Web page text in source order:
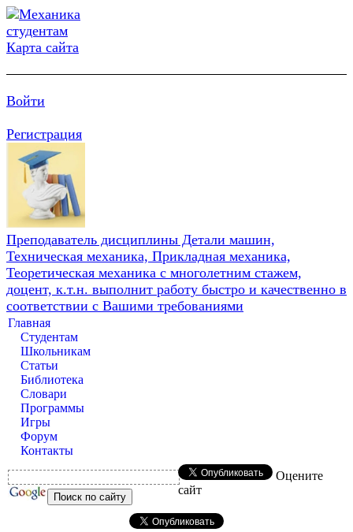
Карта сайта
Войти
Регистрация
Преподаватель дисциплины Детали машин,
Техническая механика, Прикладная механика,
Теоретическая механика с многолетним стажем,
доцент, к.т.н. выполнит работу быстро и качественно в
соответствии с Вашими требованиями
Главная
Студентам
Школьникам
Статьи
Библиотека
Словари
Программы
Игры
Форум
Контакты
Оцените
сайт